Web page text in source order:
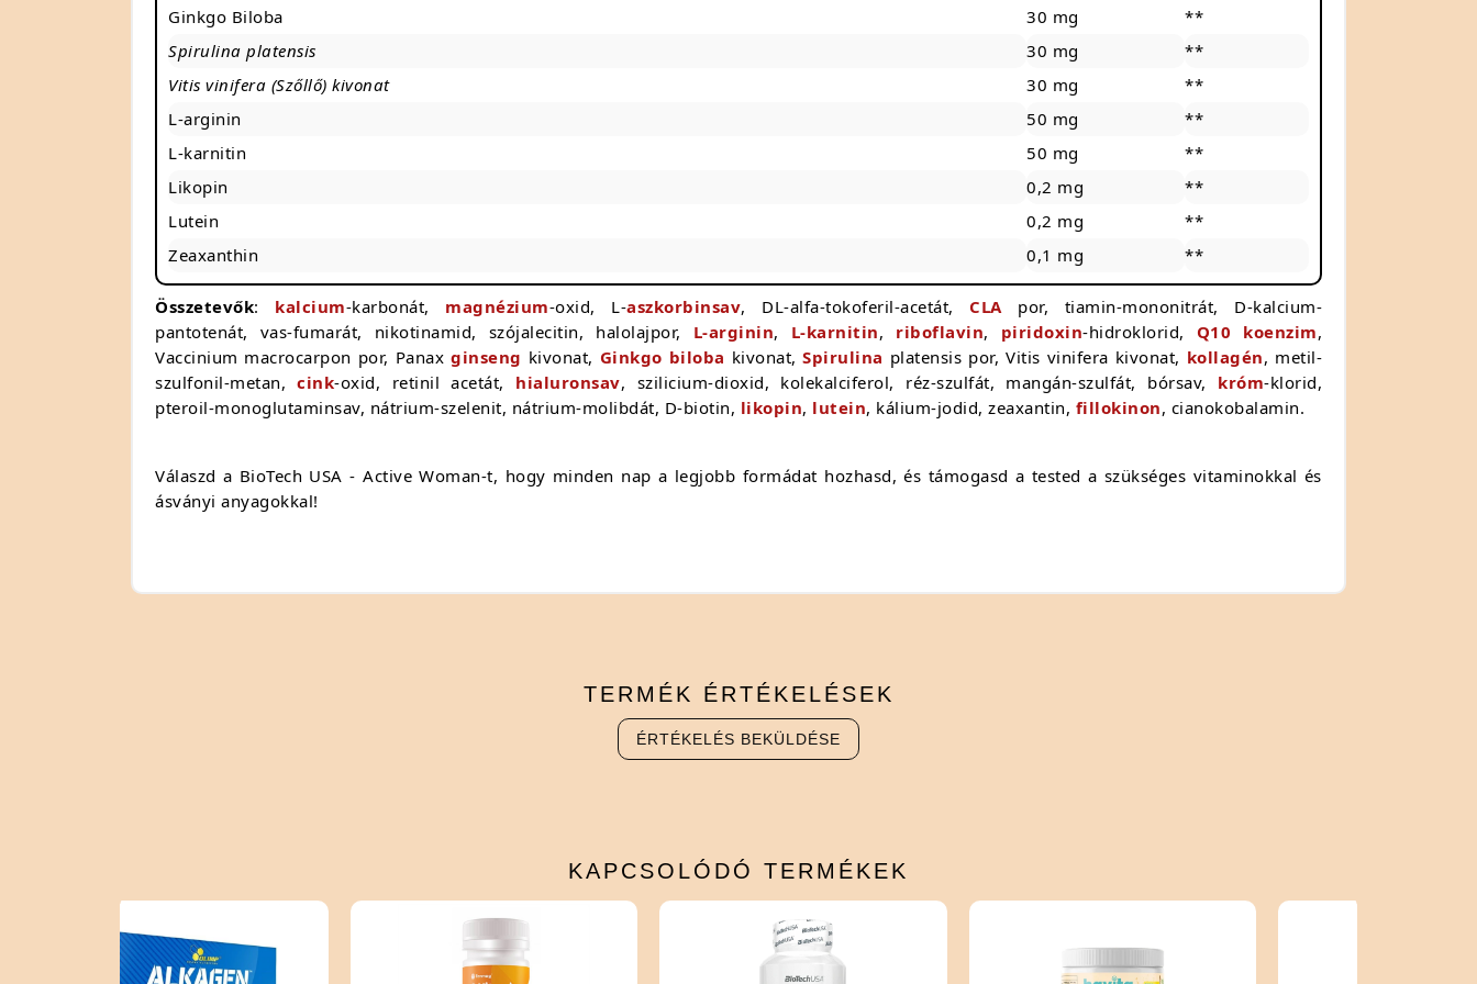
Ginkgo Biloba
30 mg
**
Spirulina platensis
30 mg
**
Vitis vinifera (Szőllő) kivonat
30 mg
**
L-arginin
50 mg
**
L-karnitin
50 mg
**
Likopin
0,2 mg
**
Lutein
0,2 mg
**
Zeaxanthin
0,1 mg **
Összetevők: kalcium-karbonát, magnézium-oxid, L-aszkorbinsav, DL-alfa-tokoferil-acetát, CLApor, tiamin-mononitrát, D-kalcium-
pantotenát, vas-fumarát, nikotinamid, szójalecitin, halolajpor, L-arginin, L-karnitin, riboflavin, piridoxin-hidroklorid, Q10 koenzim,
Vaccinium macrocarpon por, Panaxginseng kivonat, Ginkgo biloba kivonat,Spirulina platensis por, Vitis vinifera kivonat, kollagén, metil-
szulfonil-metan,cink-oxid, retinil acetát, hialuronsav, szilicium-dioxid, kolekalciferol, réz-szulfát, mangán-szulfát, bórsav, króm-klorid,
pteroil-monoglutaminsav, nátrium-szelenit, nátrium-molibdát, D-biotin, likopin, lutein, kálium-jodid, zeaxantin, fillokinon, cianokobalamin.
Válaszd a BioTech USA - Active Woman-t, hogy minden nap a legjobb formádat hozhasd, és támogasd a tested a szükséges vitaminokkal és
ásványi anyagokkal!
TERMÉK ÉRTÉKELÉSEK
ÉRTÉKELÉS BEKÜLDÉSE
KAPCSOLÓDÓ TERMÉKEK